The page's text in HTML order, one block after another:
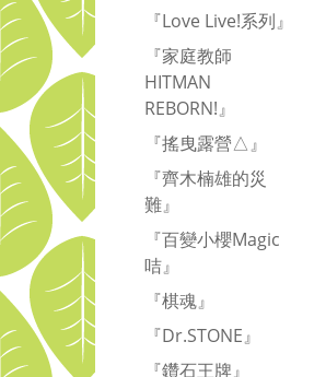
『Love Live!系列』
『家庭教師
HITMAN
REBORN!』
『搖曳露營△』
『齊木楠雄的災
難』
『百變小櫻Magic
咭』
『棋魂』
『Dr.STONE』
『鑽石王牌』